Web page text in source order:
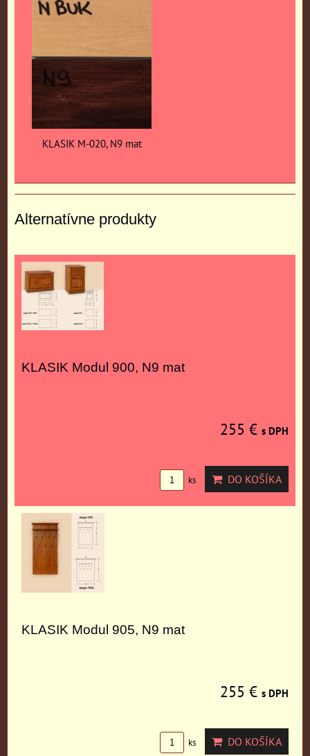
KLASIK M-020, N9 mat
Alternatívne produkty
KLASIK Modul 900, N9 mat
255 € s DPH
ks DO KOŠÍKA
KLASIK Modul 905, N9 mat
255 € s DPH
ks DO KOŠÍKA